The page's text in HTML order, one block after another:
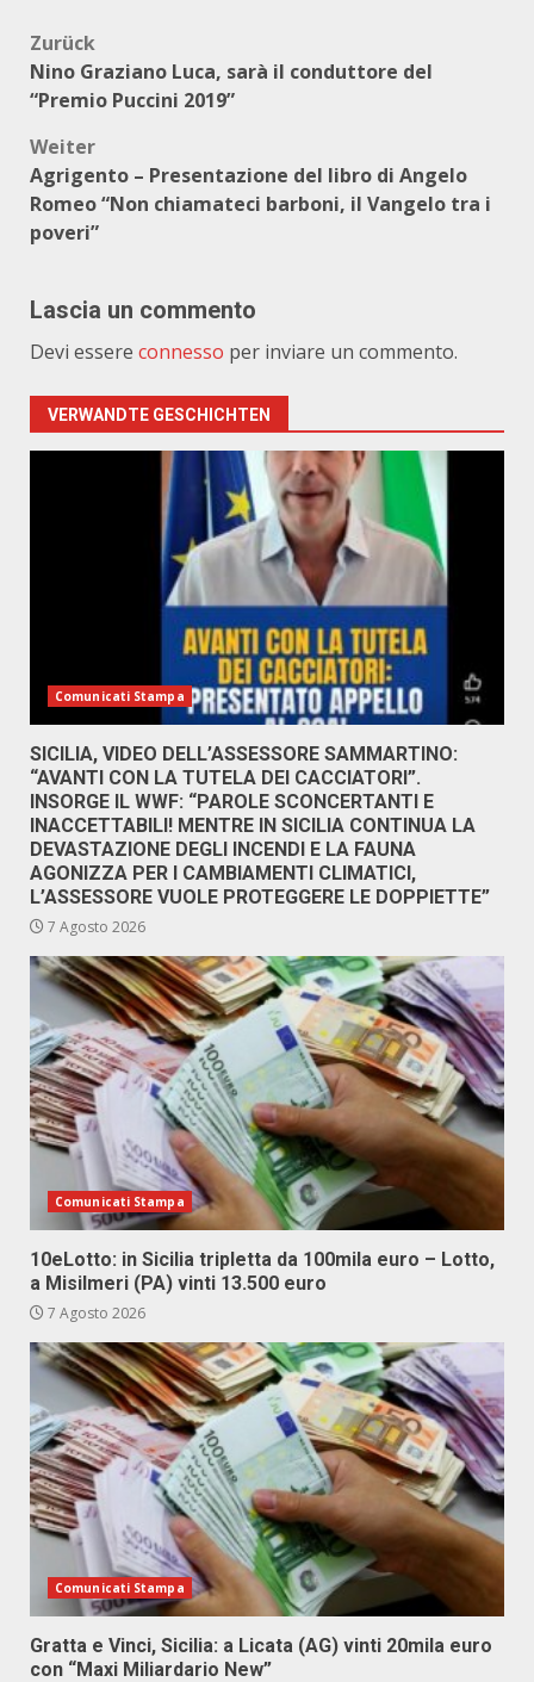
Beitragsnavigation
Zurück
Nino Graziano Luca, sarà il conduttore del
“Premio Puccini 2019”
Weiter
Agrigento – Presentazione del libro di Angelo
Romeo “Non chiamateci barboni, il Vangelo tra i
poveri”
Lascia un commento
Devi essere connesso per inviare un commento.
VERWANDTE GESCHICHTEN
Comunicati Stampa
SICILIA, VIDEO DELL’ASSESSORE SAMMARTINO:
“AVANTI CON LA TUTELA DEI CACCIATORI”.
INSORGE IL WWF: “PAROLE SCONCERTANTI E
INACCETTABILI! MENTRE IN SICILIA CONTINUA LA
DEVASTAZIONE DEGLI INCENDI E LA FAUNA
AGONIZZA PER I CAMBIAMENTI CLIMATICI,
L’ASSESSORE VUOLE PROTEGGERE LE DOPPIETTE”
7 Agosto 2026
Comunicati Stampa
10eLotto: in Sicilia tripletta da 100mila euro – Lotto,
a Misilmeri (PA) vinti 13.500 euro
7 Agosto 2026
Comunicati Stampa
Gratta e Vinci, Sicilia: a Licata (AG) vinti 20mila euro
con “Maxi Miliardario New”